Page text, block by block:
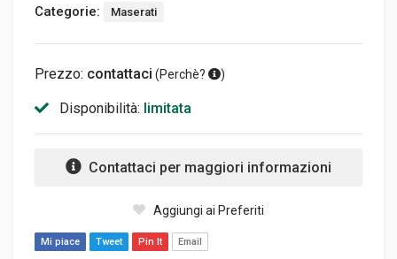
Categorie:
Maserati
Prezzo: contattaci (Perchè? )
Disponibilità: limitata
Contattaci per maggiori informazioni
Aggiungi ai Preferiti
Mi piace Tweet Pin It Email